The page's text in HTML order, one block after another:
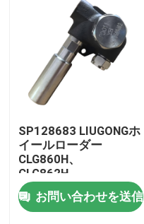
家
SP128683 LIUGONGホ
イールローダー
CLG860H、
CLG862H、
CLG862N、
CLG870H、CLG888、
CLG890H、ZL50CN、
お問い合わせを送信